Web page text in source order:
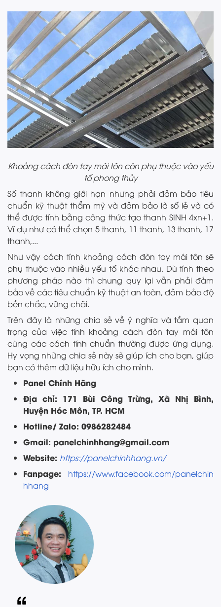
Khoảng cách đòn tay mái tôn còn phụ thuộc vào yếu
tố phong thủy
Số thanh không giới hạn nhưng phải đảm bảo tiêu
chuẩn kỹ thuật thẩm mỹ và đảm bảo là số lẻ và có
thể được tính bằng công thức tạo thanh SINH 4xn+1.
Ví dụ như có thể chọn 5 thanh, 11 thanh, 13 thanh, 17
thanh,...
Như vậy cách tính khoảng cách đòn tay mái tôn sẽ
phụ thuộc vào nhiều yếu tố khác nhau. Dù tính theo
phương pháp nào thì chung quy lại vẫn phải đảm
bảo về các tiêu chuẩn kỹ thuật an toàn, đảm bảo độ
bền chắc, vững chãi.
Trên đây là những chia sẻ về ý nghĩa và tầm quan
trọng của việc tính khoảng cách đòn tay mái tôn
cùng các cách tính chuẩn thường được ứng dụng.
Hy vọng những chia sẻ này sẽ giúp ích cho bạn, giúp
bạn có thêm dữ liệu hữu ích cho mình.
Panel Chính Hãng
Địa chỉ: 171 Bùi Công Trừng, Xã Nhị Bình,
Huyện Hóc Môn, TP. HCM
Hotline/ Zalo: 0986282484
Gmail: panelchinhhang@gmail.com
Website: https://panelchinhhang.vn/
Fanpage: https://www.facebook.com/panelchin
hhang